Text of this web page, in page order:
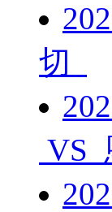
切
VS